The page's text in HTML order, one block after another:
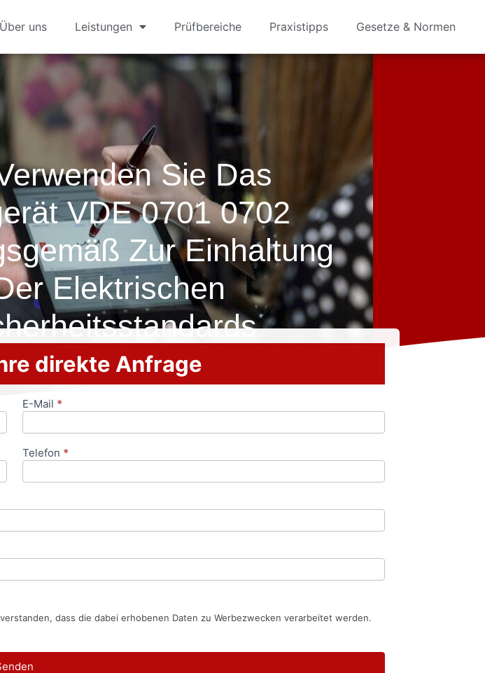
Über uns Leistungen Prüfbereiche Praxistipps Gesetze & Normen
Sie Das
VDE 0701 0702
Zur Einhaltung
Elektrischen
direkte Anfrage
E-Mail *
Telefon *
dass die dabei erhobenen Daten zu Werbezwecken verarbeitet werden.